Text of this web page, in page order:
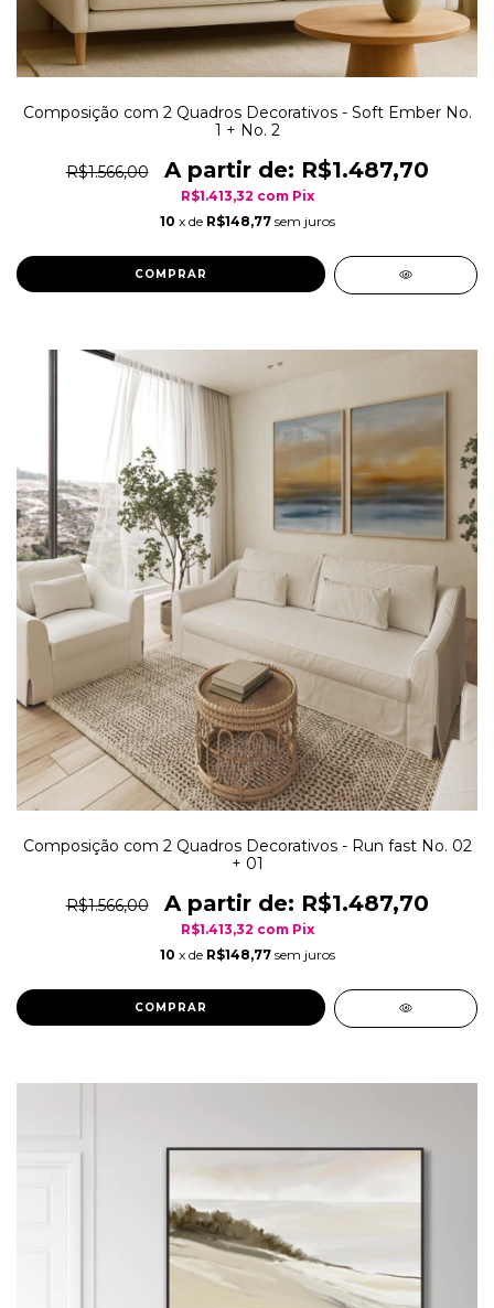
Composição com 2 Quadros Decorativos - Soft Ember No.
1 + No. 2
R$1.566,00 R$1.487,70
R$1.413,32 com Pix
10 x de R$148,77 sem juros
COMPRAR
Composição com 2 Quadros Decorativos - Run fast No. 02
+ 01
R$1.566,00 R$1.487,70
R$1.413,32 com Pix
10 x de R$148,77 sem juros
COMPRAR